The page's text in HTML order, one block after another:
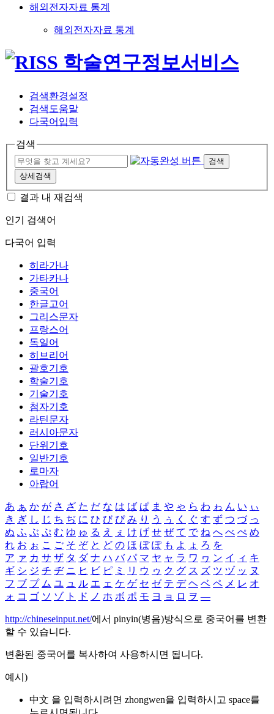
해외전자자료 통계
해외전자자료 통계
검색환경설정
검색도움말
다국어입력
검색
검색
상세검색
결과 내 재검색
인기 검색어
다국어 입력
히라가나
가타카나
중국어
한글고어
그리스문자
프랑스어
독일어
히브리어
괄호기호
학술기호
기술기호
첨자기호
라틴문자
러시아문자
단위기호
일반기호
로마자
아랍어
あ ぁ か が さ ざ た だ な は ば ぱ ま や ゃ ら わ ゎ ん い ぃ
き ぎ し じ ち ぢ に ひ び ぴ み り う ぅ く ぐ す ず つ づ っ
ぬ ふ ぶ ぷ む ゆ ゅ る え ぇ け げ せ ぜ て で ね へ べ ぺ め
れ お ぉ こ ご そ ぞ と ど の ほ ぼ ぽ も よ ょ ろ を
ア ァ カ サ ザ タ ダ ナ ハ バ パ マ ヤ ャ ラ ワ ヮ ン イ ィ キ
ギ シ ジ チ ヂ ニ ヒ ビ ピ ミ リ ウ ゥ ク グ ス ズ ツ ヅ ッ ヌ
フ ブ プ ム ユ ュ ル エ ェ ケ ゲ セ ゼ テ デ ヘ ベ ペ メ レ オ
ォ コ ゴ ソ ゾ ト ド ノ ホ ボ ポ モ ヨ ョ ロ ヲ ―
http://chineseinput.net/에서 pinyin(병음)방식으로 중국어를 변환
할 수 있습니다.
변환된 중국어를 복사하여 사용하시면 됩니다.
예시)
中文 을 입력하시려면 zhongwen을 입력하시고 space를